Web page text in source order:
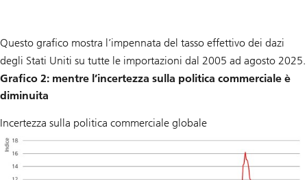
Questo grafico mostra l’impennata del tasso effettivo dei dazi
degli Stati Uniti su tutte le importazioni dal 2005 ad agosto 2025.
Grafico 2: mentre l’incertezza sulla politica commerciale è
diminuita
Incertezza sulla politica commerciale globale